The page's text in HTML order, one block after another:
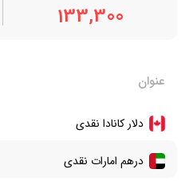
133,300
عنوان
دلار کانادا نقدی
درهم امارات نقدی